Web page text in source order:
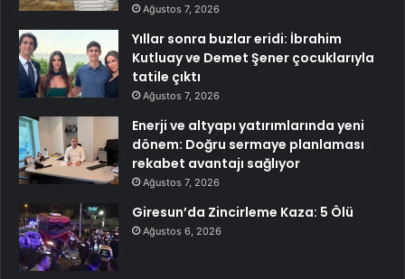
Ağustos 7, 2026
Yıllar sonra buzlar eridi: İbrahim
Kutluay ve Demet Şener çocuklarıyla
tatile çıktı
Ağustos 7, 2026
Enerji ve altyapı yatırımlarında yeni
dönem: Doğru sermaye planlaması
rekabet avantajı sağlıyor
Ağustos 7, 2026
Giresun’da Zincirleme Kaza: 5 Ölü
Ağustos 6, 2026